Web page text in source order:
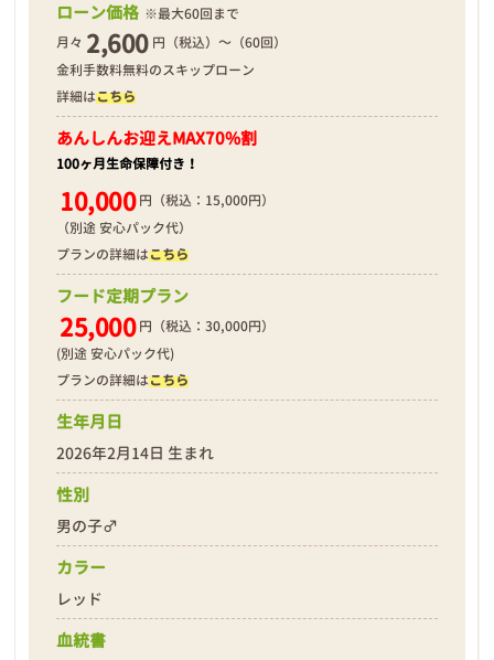
ローン価格 ※最大60回まで
月々 2,600 円（税込）～（60回）
金利手数料無料のスキップローン
詳細はこちら
あんしんお迎えMAX70%割
100ヶ月生命保障付き！
10,000 円（税込：15,000円）
（別途 安心パック代）
プランの詳細はこちら
フード定期プラン
25,000 円（税込：30,000円）
(別途 安心パック代)
プランの詳細はこちら
生年月日
2026年2月14日 生まれ
性別
男の子♂
カラー
レッド
血統書